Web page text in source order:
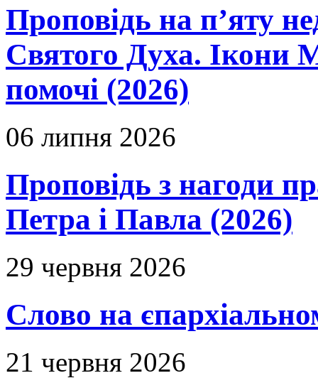
Проповідь на п’яту
Святого Духа. Ікони
помочі (2026)
06 липня 2026
Проповідь з нагоди
Петра і Павла (2026)
29 червня 2026
Слово на
21 червня 2026